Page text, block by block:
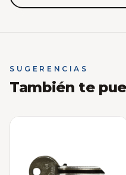
SUGERENCIAS
También te